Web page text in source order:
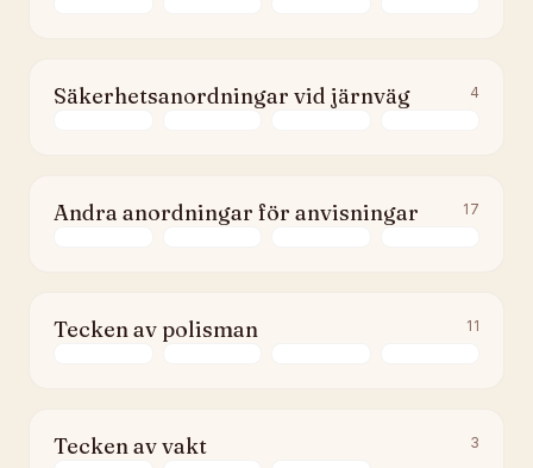
Säkerhetsanordningar vid järnväg 4
Andra anordningar för anvisningar 17
Tecken av polisman 11
Tecken av vakt 3